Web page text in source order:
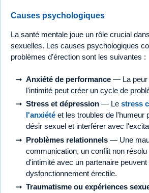
Causes psychologiques
La santé mentale joue un rôle crucial
sexuelles. Les causes psychologiques
problèmes d'érection sont les suivantes :
Anxiété de performance — La peur
l'intimité peut créer un cycle de
Stress et dépression — Le stress
l'anxiété et les troubles de l'humeur
désir sexuel et interférer avec
Problèmes relationnels — Une
communication, un conflit non
d'intimité avec un partenaire
dysfonctionnement érectile.
Traumatisme ou expériences